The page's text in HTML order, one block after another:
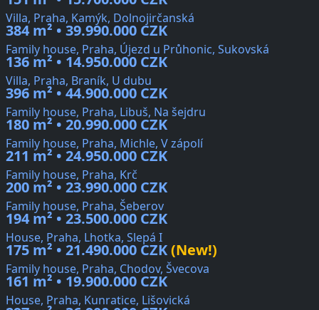
Villa, Praha, Kamýk, Dolnojirčanská
384 m² • 39.990.000 CZK
Family house, Praha, Újezd u Průhonic, Sukovská
136 m² • 14.950.000 CZK
Villa, Praha, Braník, U dubu
396 m² • 44.900.000 CZK
Family house, Praha, Libuš, Na šejdru
180 m² • 20.990.000 CZK
Family house, Praha, Michle, V zápolí
211 m² • 24.950.000 CZK
Family house, Praha, Krč
200 m² • 23.990.000 CZK
Family house, Praha, Šeberov
194 m² • 23.500.000 CZK
House, Praha, Lhotka, Slepá I
175 m² • 21.490.000 CZK(New!)
Family house, Praha, Chodov, Švecova
161 m² • 19.900.000 CZK
House, Praha, Kunratice, Lišovická